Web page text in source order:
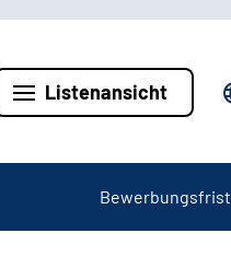
Listenansicht
Bewerbungsfrist